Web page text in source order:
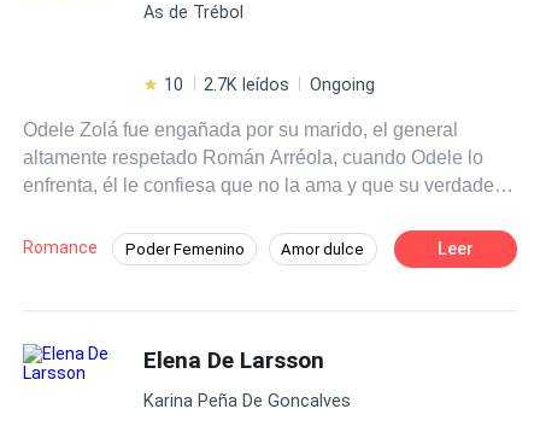
As de Trébol
10 2.7K leídos Ongoing
Odele Zolá fue engañada por su marido, el general
altamente respetado Román Arréola, cuando Odele lo
enfrenta, él le confiesa que no la ama y que su verdadero
discusión, son atacados por miembros de la organización
criminal "La Baraja". Impotente, ve cómo Román salva a
morirá y a Odele se le rompe el corazón una vez más.
Más tarde, Odele despierta en un basurero en otro país,
no sabe cómo llegó a ahí, pero está viva y parece que
Romance Poder Femenino Amor dulce
Desafío a las Expectativas
Leer
Elena De Larsson
Karina Peña De Goncalves